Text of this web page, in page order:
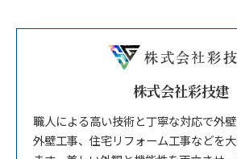
株式会社彩技建
職人による高い技術と丁寧な対応で外壁
外壁工事、住宅リフォーム工事などを